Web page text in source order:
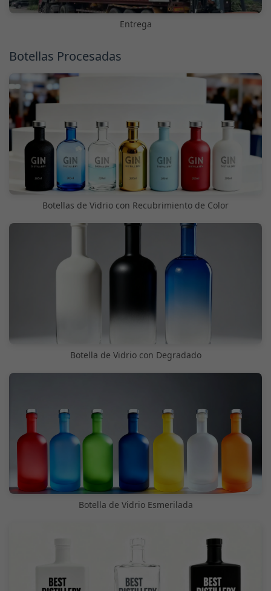
Entrega
Botellas Procesadas
Botellas de Vidrio con Recubrimiento de Color
Botella de Vidrio con Degradado
Botella de Vidrio Esmerilada